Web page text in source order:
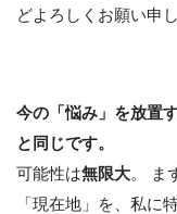
どよろしくお願い申
今の「悩み」を放置
と同じです。
可能性は無限大。 ま
「現在地」を、私に